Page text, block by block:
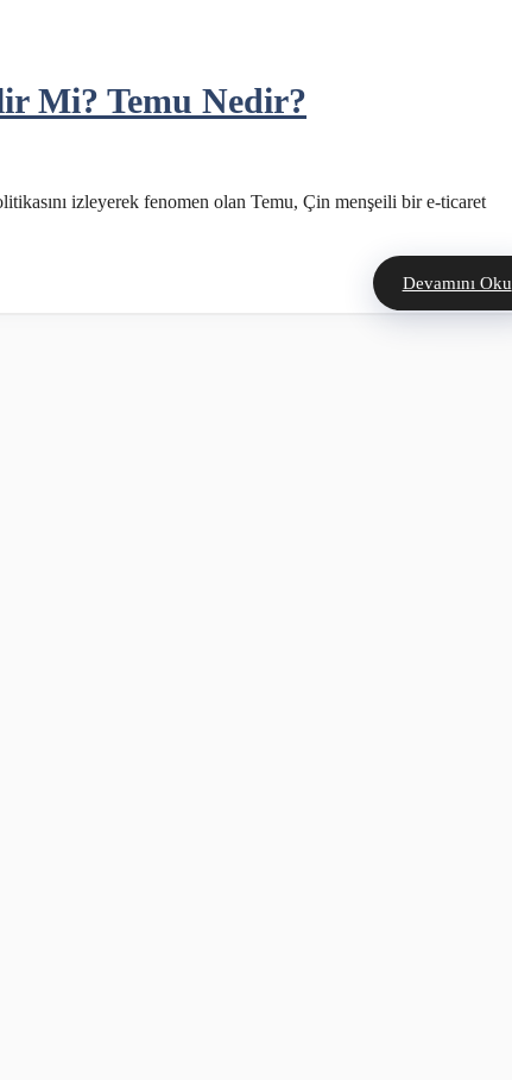
Mi? Temu Nedir?
izleyerek fenomen olan Temu, Çin menşeili bir e-ticaret
Devamını Oku